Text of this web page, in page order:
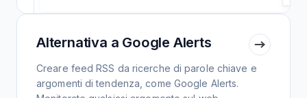
Alternativa a Google Alerts
Creare feed RSS da ricerche di parole chiave e
argomenti di tendenza, come Google Alerts.